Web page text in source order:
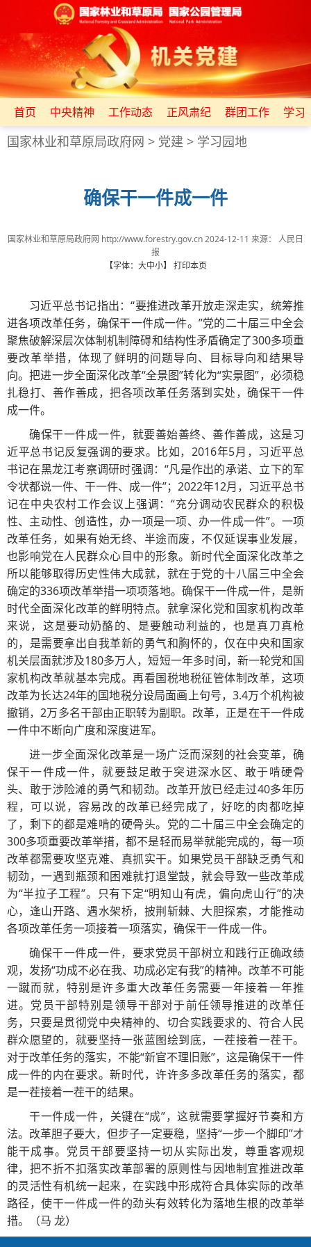
首页 中央精神 工作动态 正风肃纪 群团工作 学习
国家林业和草原局政府网 > 党建 > 学习园地
确保干一件成一件
国家林业和草原局政府网 http://www.forestry.gov.cn2024-12-11 来源： 人民日
报
【字体： 大中小】 打印本页
习近平总书记指出：“要推进改革开放走深走实，统筹推
进各项改革任务，确保干一件成一件。”党的二十届三中全会
聚焦破解深层次体制机制障碍和结构性矛盾确定了300多项重
要改革举措，体现了鲜明的问题导向、目标导向和结果导
向。把进一步全面深化改革“全景图”转化为“实景图”，必须稳
扎稳打、善作善成，把各项改革任务落到实处，确保干一件
成一件。
确保干一件成一件，就要善始善终、善作善成，这是习
近平总书记反复强调的要求。比如，2016年5月，习近平总
书记在黑龙江考察调研时强调：“凡是作出的承诺、立下的军
令状都说一件、干一件、成一件”；2022年12月，习近平总书
记在中央农村工作会议上强调：“充分调动农民群众的积极
性、主动性、创造性，办一项是一项、办一件成一件”。一项
改革任务，如果有始无终、半途而废，不仅延误事业发展，
也影响党在人民群众心目中的形象。新时代全面深化改革之
所以能够取得历史性伟大成就，就在于党的十八届三中全会
确定的336项改革举措一项项落地。确保干一件成一件，是新
时代全面深化改革的鲜明特点。就拿深化党和国家机构改革
来说，这是要动奶酪的、是要触动利益的，也是真刀真枪
的，是需要拿出自我革新的勇气和胸怀的，仅在中央和国家
机关层面就涉及180多万人，短短一年多时间，新一轮党和国
家机构改革就基本完成。再看国税地税征管体制改革，这项
改革为长达24年的国地税分设局面画上句号，3.4万个机构被
撤销，2万多名干部由正职转为副职。改革，正是在干一件成
一件中不断向广度和深度进军。
进一步全面深化改革是一场广泛而深刻的社会变革，确
保干一件成一件，就要鼓足敢于突进深水区、敢于啃硬骨
头、敢于涉险滩的勇气和韧劲。改革开放已经走过40多年历
程，可以说，容易改的改革已经完成了，好吃的肉都吃掉
了，剩下的都是难啃的硬骨头。党的二十届三中全会确定的
300多项重要改革举措，都不是轻而易举就能完成的，每一项
改革都需要攻坚克难、真抓实干。如果党员干部缺乏勇气和
韧劲，一遇到瓶颈和困难就打退堂鼓，就会导致一些改革成
为“半拉子工程”。只有下定“明知山有虎，偏向虎山行”的决
心，逢山开路、遇水架桥，披荆斩棘、大胆探索，才能推动
各项改革任务一项接着一项落实，确保干一件成一件。
确保干一件成一件，要求党员干部树立和践行正确政绩
观，发扬“功成不必在我、功成必定有我”的精神。改革不可能
一蹴而就，特别是许多重大改革任务需要一年接着一年推
进。党员干部特别是领导干部对于前任领导推进的改革任
务，只要是贯彻党中央精神的、切合实践要求的、符合人民
群众愿望的，就要坚持一张蓝图绘到底，一茬接着一茬干。
对于改革任务的落实，不能“新官不理旧账”，这是确保干一件
成一件的内在要求。新时代，许许多多改革任务的落实，都
是一茬接着一茬干的结果。
干一件成一件，关键在“成”，这就需要掌握好节奏和方
法。改革胆子要大，但步子一定要稳，坚持“一步一个脚印”才
能干成事。党员干部要坚持一切从实际出发，尊重客观规
律，把不折不扣落实改革部署的原则性与因地制宜推进改革
的灵活性有机统一起来，在实践中形成符合具体实际的改革
路径，使干一件成一件的劲头有效转化为落地生根的改革举
措。（马 龙）